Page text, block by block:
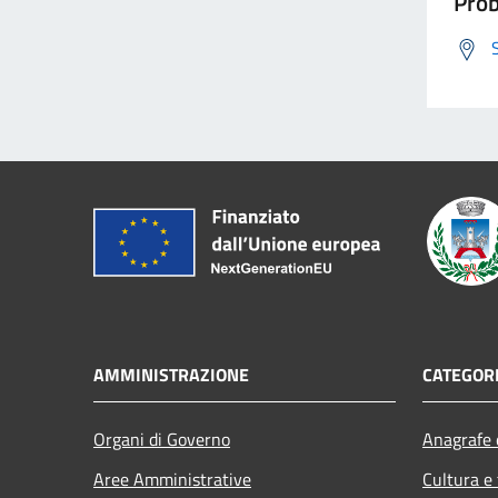
AMMINISTRAZIONE
Organi di Governo
Aree Amministrative
Cultura